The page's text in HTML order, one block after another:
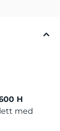
H
med